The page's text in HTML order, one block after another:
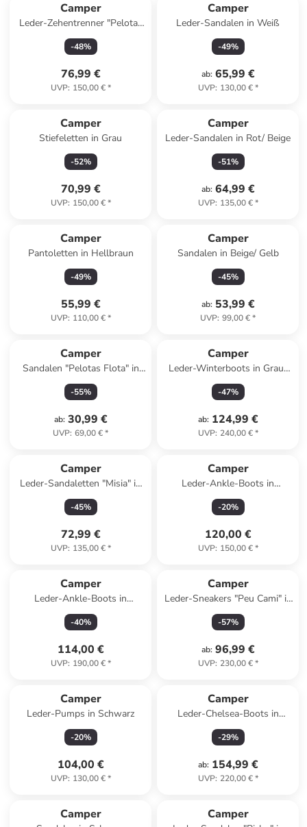
Camper
Leder-Zehentrenner "Pelotas
Flota" in Schwarz
-48%
76,99 €
UVP: 150,00 €*
Camper
Leder-Sandalen in Weiß
-49%
ab: 65,99 €
UVP: 130,00 €*
Camper
Stiefeletten in Grau
-52%
70,99 €
UVP: 150,00 €*
Camper
Leder-Sandalen in Rot/ Beige
-51%
ab: 64,99 €
UVP: 135,00 €*
Camper
Pantoletten in Hellbraun
-49%
55,99 €
UVP: 110,00 €*
Camper
Sandalen in Beige/ Gelb
-45%
ab: 53,99 €
UVP: 99,00 €*
Camper
Sandalen "Pelotas Flota" in
Dunkelblau
-55%
ab: 30,99 €
UVP: 69,00 €*
Camper
Leder-Winterboots in Grau/
Schwarz
-47%
ab: 124,99 €
UVP: 240,00 €*
Camper
Leder-Sandaletten "Misia" in
Dunkelblau
-45%
72,99 €
UVP: 135,00 €*
Camper
Leder-Ankle-Boots in
Schwarz
-20%
120,00 €
UVP: 150,00 €*
Camper
Leder-Ankle-Boots in
Schwarz
-40%
114,00 €
UVP: 190,00 €*
Camper
Leder-Sneakers "Peu Cami" in
Weiß
-57%
ab: 96,99 €
UVP: 230,00 €*
Camper
Leder-Pumps in Schwarz
-20%
104,00 €
UVP: 130,00 €*
Camper
Leder-Chelsea-Boots in
Schwarz/ Hellbraun
-29%
ab: 154,99 €
UVP: 220,00 €*
Camper Camper